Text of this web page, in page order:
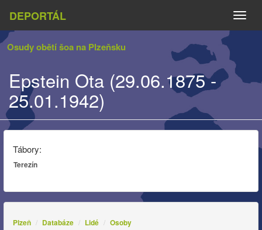
DEPORTÁL
Osudy obětí šoa na Plzeňsku
Epstein Ota (29.06.1875 -
25.01.1942)
Tábory:
Terezín
Plzeň Databáze Lidé Osoby